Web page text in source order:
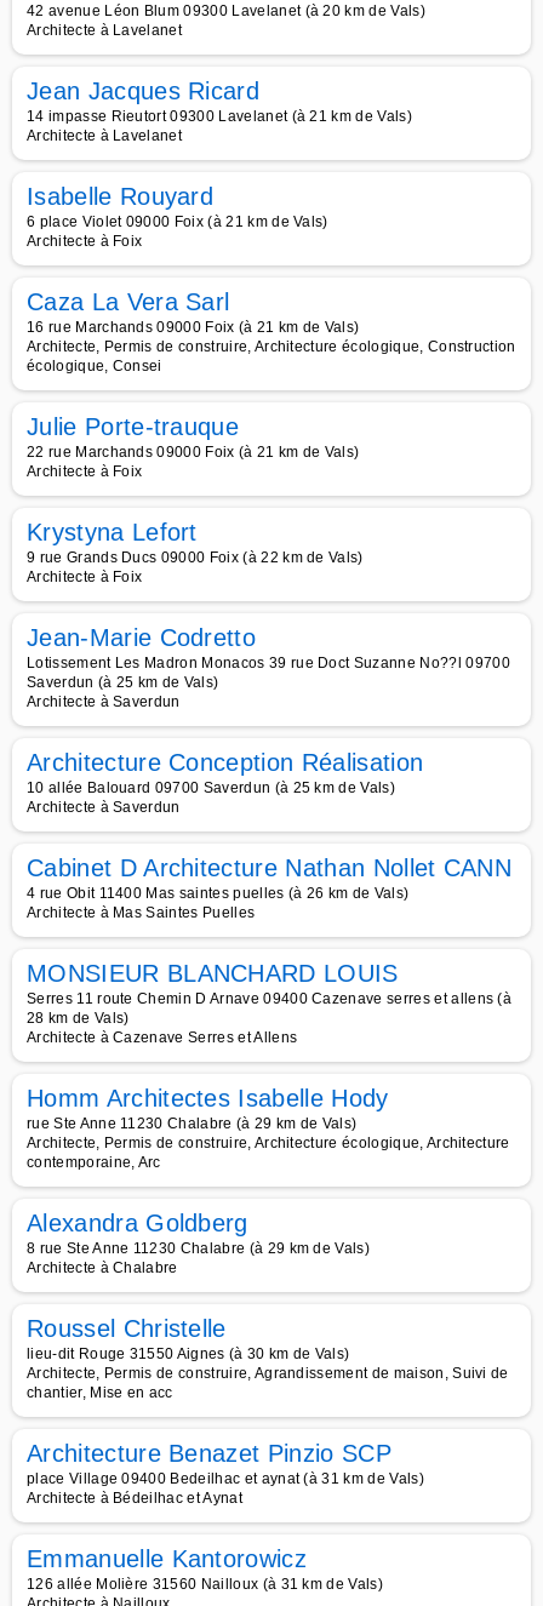
42 avenue Léon Blum 09300 Lavelanet (à 20 km de Vals)
Architecte à Lavelanet
Jean Jacques Ricard
14 impasse Rieutort 09300 Lavelanet (à 21 km de Vals)
Architecte à Lavelanet
Isabelle Rouyard
6 place Violet 09000 Foix (à 21 km de Vals)
Architecte à Foix
Caza La Vera Sarl
16 rue Marchands 09000 Foix (à 21 km de Vals)
Architecte, Permis de construire, Architecture écologique, Construction
écologique, Consei
Julie Porte-trauque
22 rue Marchands 09000 Foix (à 21 km de Vals)
Architecte à Foix
Krystyna Lefort
9 rue Grands Ducs 09000 Foix (à 22 km de Vals)
Architecte à Foix
Jean-Marie Codretto
Lotissement Les Madron Monacos 39 rue Doct Suzanne No??l 09700
Saverdun (à 25 km de Vals)
Architecte à Saverdun
Architecture Conception Réalisation
10 allée Balouard 09700 Saverdun (à 25 km de Vals)
Architecte à Saverdun
Cabinet D Architecture Nathan Nollet CANN
4 rue Obit 11400 Mas saintes puelles (à 26 km de Vals)
Architecte à Mas Saintes Puelles
MONSIEUR BLANCHARD LOUIS
Serres 11 route Chemin D Arnave 09400 Cazenave serres et allens (à
28 km de Vals)
Architecte à Cazenave Serres et Allens
Homm Architectes Isabelle Hody
rue Ste Anne 11230 Chalabre (à 29 km de Vals)
Architecte, Permis de construire, Architecture écologique, Architecture
contemporaine, Arc
Alexandra Goldberg
8 rue Ste Anne 11230 Chalabre (à 29 km de Vals)
Architecte à Chalabre
Roussel Christelle
lieu-dit Rouge 31550 Aignes (à 30 km de Vals)
Architecte, Permis de construire, Agrandissement de maison, Suivi de
chantier, Mise en acc
Architecture Benazet Pinzio SCP
place Village 09400 Bedeilhac et aynat (à 31 km de Vals)
Architecte à Bédeilhac et Aynat
Emmanuelle Kantorowicz
126 allée Molière 31560 Nailloux (à 31 km de Vals)